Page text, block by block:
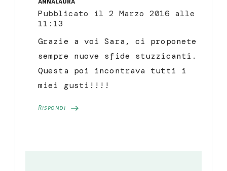
Pubblicato il 2 Marzo 2016 alle
11:13
Rispondi
Grazie a voi Sara, ci proponete
sempre nuove sfide stuzzicanti.
Questa poi incontrava tutti i
miei gusti!!!!